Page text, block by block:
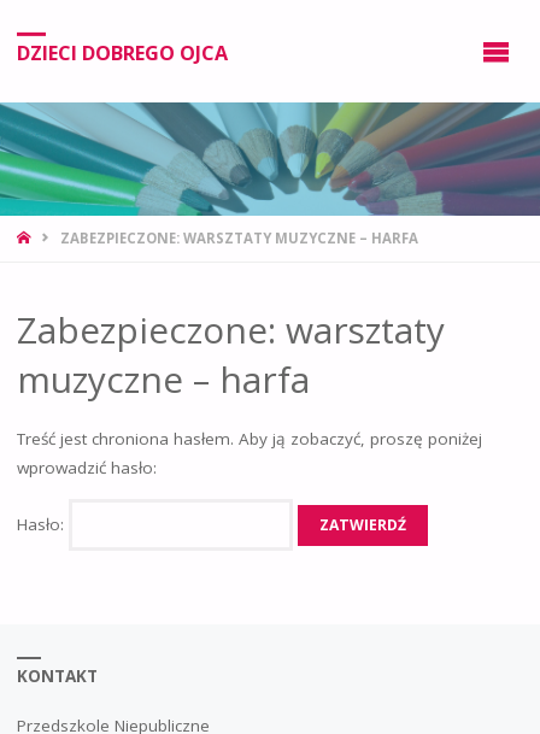
DZIECI DOBREGO OJCA
ZABEZPIECZONE: WARSZTATY MUZYCZNE – HARFA
Zabezpieczone: warsztaty
muzyczne – harfa
Treść jest chroniona hasłem. Aby ją zobaczyć, proszę poniżej
wprowadzić hasło:
Hasło:
KONTAKT
Przedszkole Niepubliczne